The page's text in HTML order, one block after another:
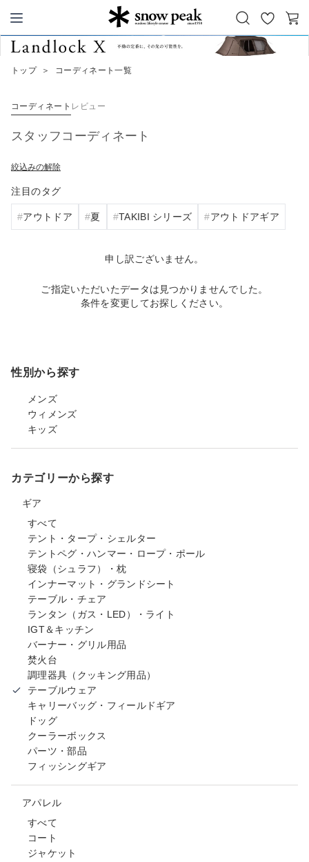
Snow Peak
お
気
カ
トップ ＞ コーディネート一覧
コーディネート レビュー
スタッフコーディネート
絞込みの解除
注目のタグ
アウトドア 夏 TAKIBI シリーズ アウトドアギア
申し訳ございません。
ご指定いただいたデータは見つかりませんでした。
条件を変更してお探しください。
性別から探す
メンズ
ウィメンズ
キッズ
カテゴリーから探す
ギア
すべて
テント・タープ・シェルター
テントペグ・ハンマー・ロープ・ポール
寝袋（シュラフ）・枕
インナーマット・グランドシート
テーブル・チェア
ランタン（ガス・LED）・ライト
IGT＆キッチン
バーナー・グリル用品
焚火台
調理器具（クッキング用品）
テーブルウェア
キャリーバッグ・フィールドギア
ドッグ
クーラーボックス
パーツ・部品
フィッシングギア
アパレル
すべて
コート
ジャケット